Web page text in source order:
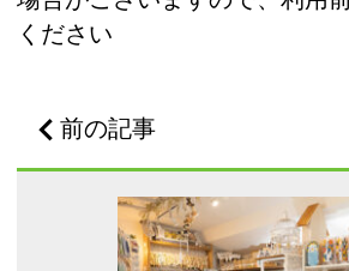
ください
前の記事